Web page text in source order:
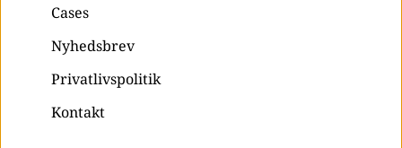
Cases
Nyhedsbrev
Privatlivspolitik
Kontakt